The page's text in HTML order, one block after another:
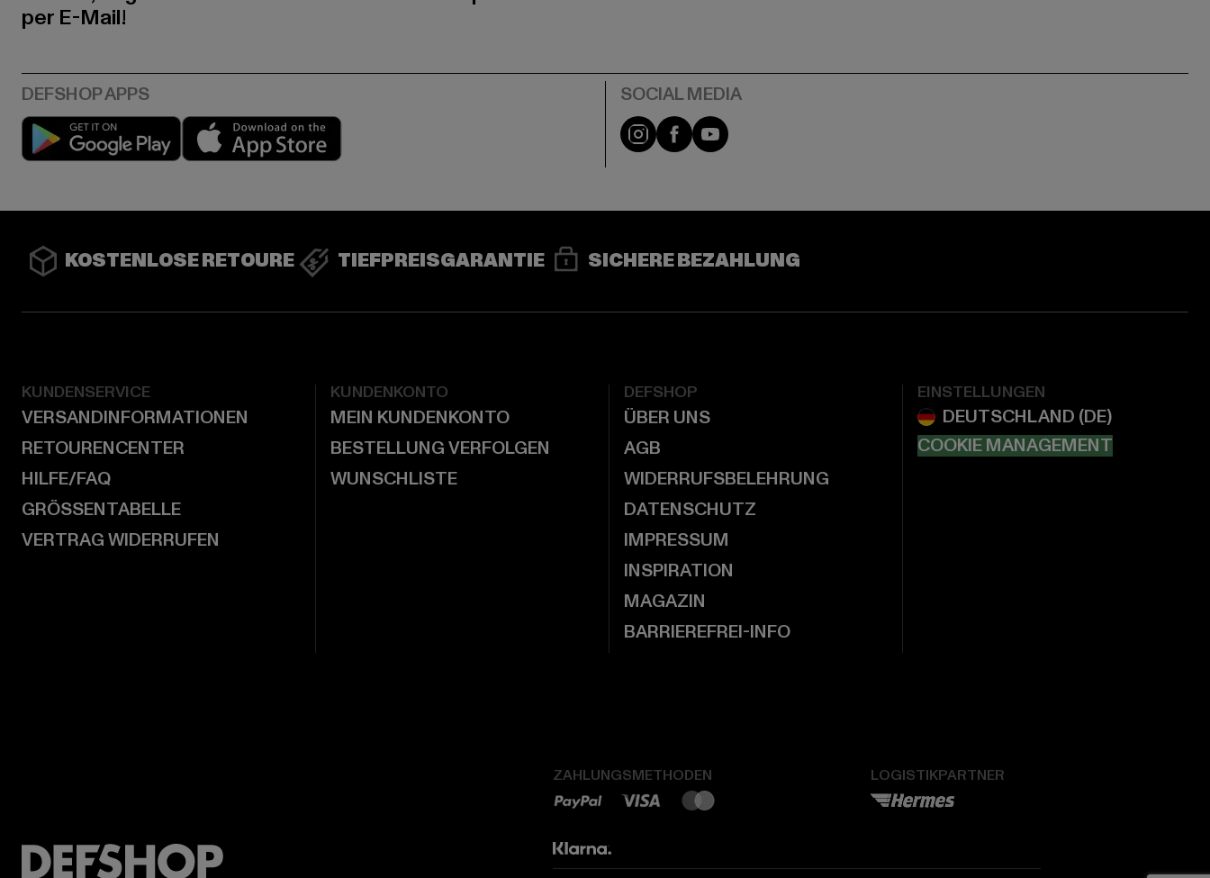
per E-Mail!
Play market Instagram
FacebookYouTube
KOSTENLOSE RETOURE TIEFPREISGARANTIE SICHERE BEZAHLUNG
KUNDENSERVICE
VERSANDINFORMATIONEN
RETOURENCENTER
HILFE/FAQ
GRÖSSENTABELLE
VERTRAG WIDERRUFEN
KUNDENKONTO
MEIN KUNDENKONTO
BESTELLUNG VERFOLGEN
WUNSCHLISTE
DEFSHOP
ÜBER UNS
AGB
WIDERRUFSBELEHRUNG
DATENSCHUTZ
IMPRESSUM
INSPIRATION
MAGAZIN
BARRIEREFREI-INFO
EINSTELLUNGEN
COOKIE MANAGEMENT
ZAHLUNGSMETHODEN LOGISTIKPARTNER